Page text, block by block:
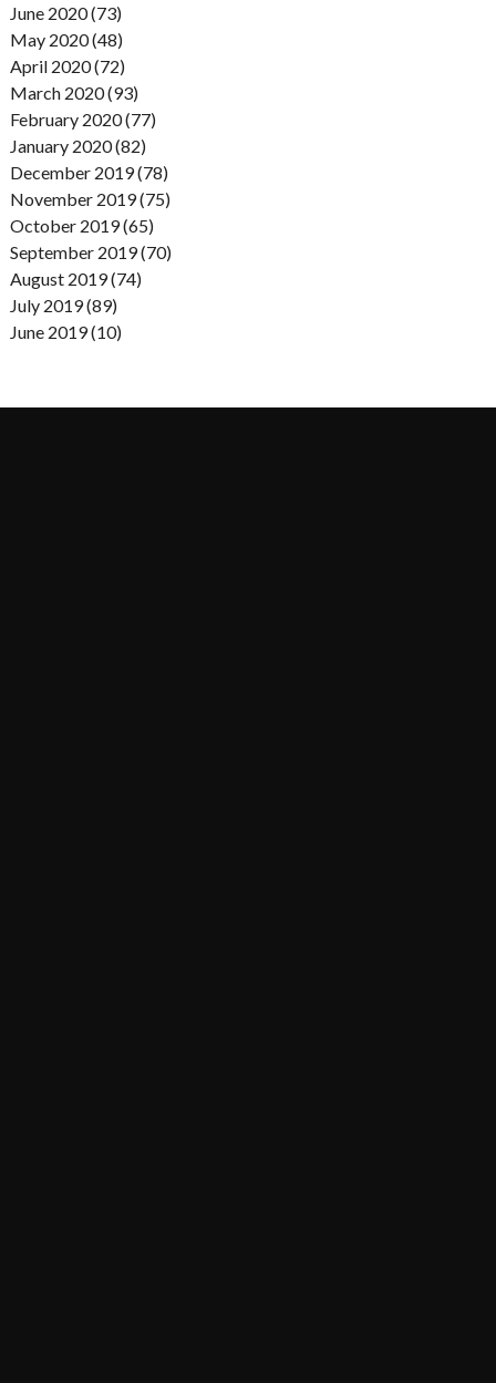
June 2020 (73)
May 2020 (48)
April 2020 (72)
March 2020 (93)
February 2020 (77)
January 2020 (82)
December 2019 (78)
November 2019 (75)
October 2019 (65)
September 2019 (70)
August 2019 (74)
July 2019 (89)
June 2019 (10)